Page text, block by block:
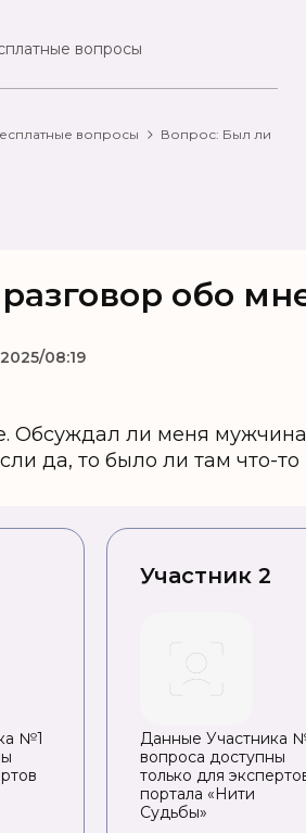
вопросы
вопросы
Вопрос: Был ли
обо
08:19
Обсуждал ли меня
да, то было ли там что-
№1
Участник 2
Данные Участника
вопроса доступны
только для
портала «Нити
Судьбы»